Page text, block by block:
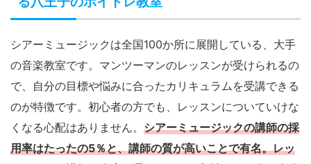
る八王子のボイトレ教室
シアーミュージックは全国100か所に展開している、大手
の音楽教室です。マンツーマンのレッスンが受けられるの
で、自分の目標や悩みに合ったカリキュラムを受講できる
のが特徴です。初心者の方でも、レッスンについていけな
くなる心配はありません。 シアーミュージックの講師の採
用率はたったの5％と、講師の質が高いことで有名。レッ